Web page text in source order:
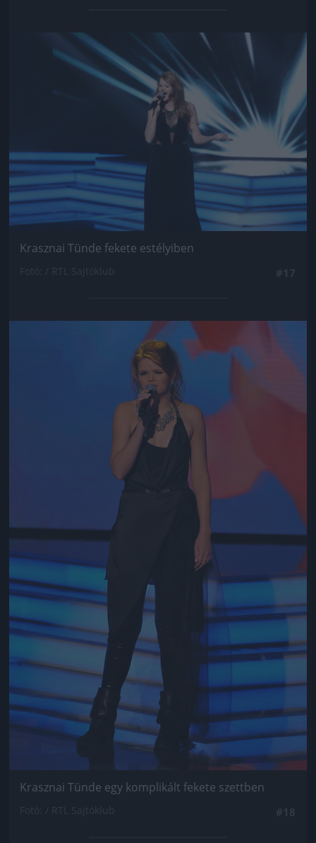
Jön még kép!
Krasznai Tünde fekete estélyiben
Jön még kép!
Krasznai Tünde egy komplikált fekete szettben